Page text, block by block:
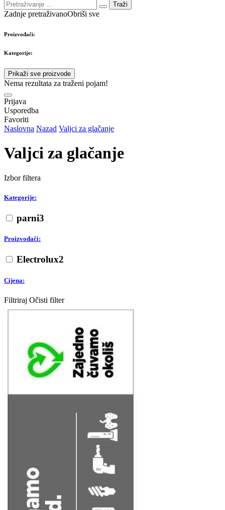
Traži
Zadnje pretraživanoObriši sve
Proizvođači:
Kategorije:
Prikaži sve proizvode
Nema rezultata za traženi pojam!
Prijava
Usporedba
Favoriti
Naslovna Nazad Valjci za glačanje
Valjci za glačanje
Izbor filtera
Kategorije:
parni3
Proizvođači:
Electrolux2
Cijena:
Filtriraj Očisti filter